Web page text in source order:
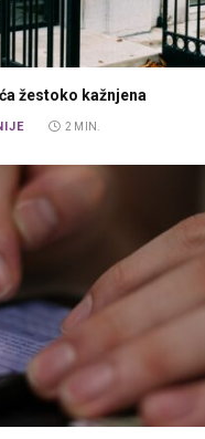
žestoko kažnjena
2 MIN.